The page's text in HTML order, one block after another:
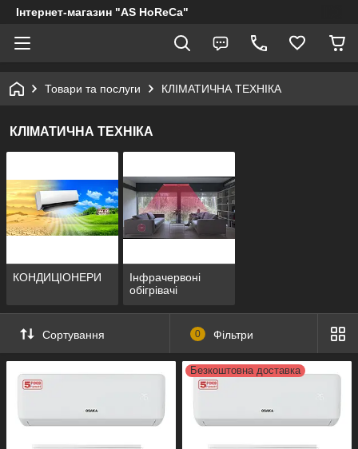
Інтернет-магазин "AS HoReCa"
Товари та послуги КЛІМАТИЧНА ТЕХНІКА
КЛІМАТИЧНА ТЕХНІКА
КОНДИЦІОНЕРИ
Інфрачервоні
обігрівачі
Сортування 0 Фільтри
Безкоштовна доставка